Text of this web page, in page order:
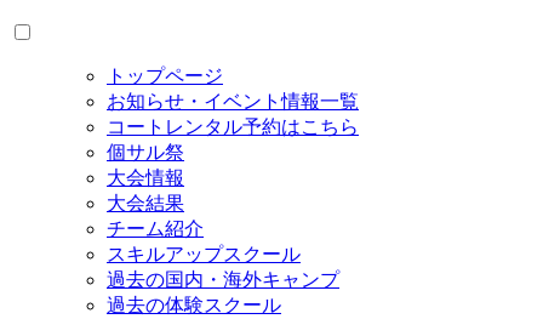
トップページ
お知らせ・イベント情報一覧
コートレンタル予約はこちら
個サル祭
大会情報
大会結果
チーム紹介
スキルアップスクール
過去の国内・海外キャンプ
過去の体験スクール